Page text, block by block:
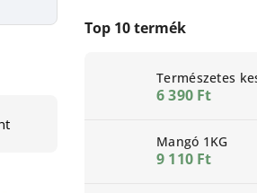
Top 10 termék
Természetes
6 390 Ft
Mangó 1KG
9 110 Ft